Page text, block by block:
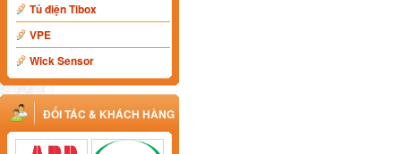
Tủ điện Tibox
VPE
Wick Sensor
ĐỐI TÁC & KHÁCH HÀNG